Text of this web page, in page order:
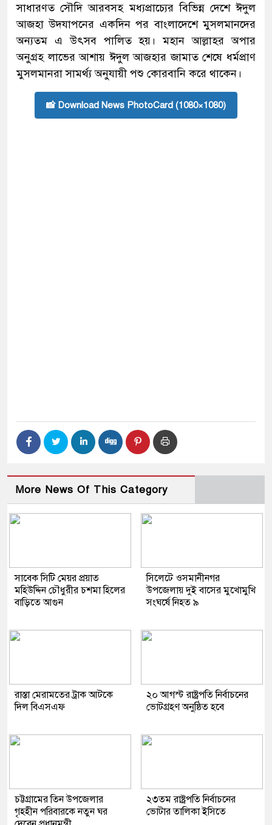
সাধারণত সৌদি আরবসহ মধ্যপ্রাচ্যের বিভিন্ন দেশে ঈদুল
আজহা উদযাপনের একদিন পর বাংলাদেশে মুসলমানদের
অন্যতম এ উৎসব পালিত হয়। মহান আল্লাহর অপার
অনুগ্রহ লাভের আশায় ঈদুল আজহার জামাত শেষে ধর্মপ্রাণ
মুসলমানরা সামর্থ্য অনুযায়ী পশু কোরবানি করে থাকেন।
📸 Download News PhotoCard (1080×1080)
More News Of This Category
সাবেক সিটি মেয়র প্রয়াত
মহিউদ্দিন চৌধুরীর চশমা হিলের
বাড়িতে আগুন
সিলেটে ওসমানীনগর
উপজেলায় দুই বাসের মুখোমুখি
সংঘর্ষে নিহত ৯
রাস্তা মেরামতের ট্রাক আটকে
দিল বিএসএফ
২০ আগস্ট রাষ্ট্রপতি নির্বাচনের
ভোটগ্রহণ অনুষ্ঠিত হবে
চট্টগ্রামের তিন উপজেলার
গৃহহীন পরিবারকে নতুন ঘর
২৩তম রাষ্ট্রপতি নির্বাচনের
ভোটার তালিকা ইসিতে